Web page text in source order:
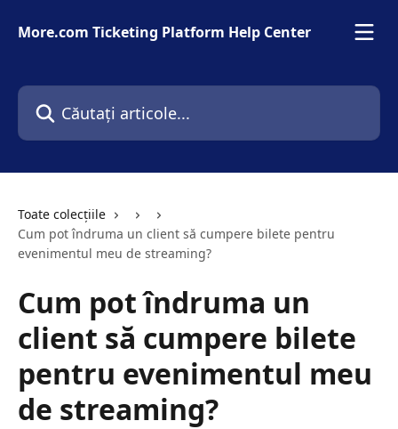
More.com Ticketing Platform Help Center
Căutați articole...
Toate colecțiile
Cum pot îndruma un client să cumpere bilete pentru
evenimentul meu de streaming?
Cum pot îndruma un
client să cumpere bilete
pentru evenimentul meu
de streaming?